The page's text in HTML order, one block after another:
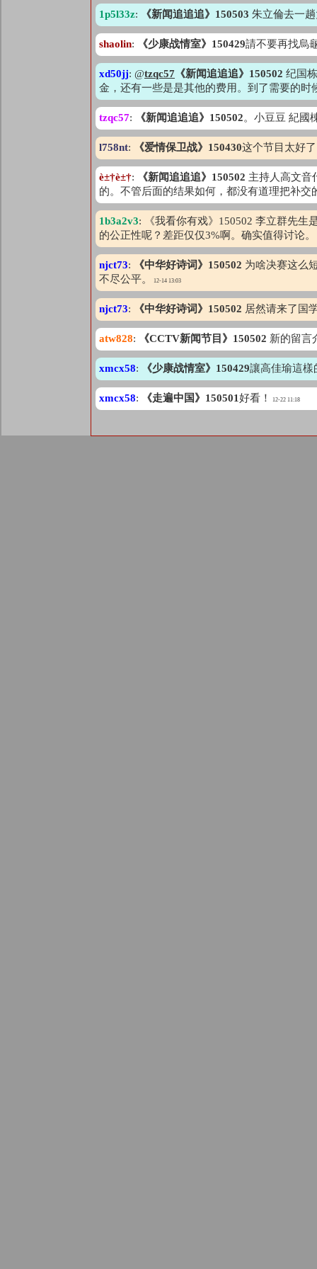
1p5l33z: 《新闻追追追》150503 朱立倫去一
shaolin: 《少康战情室》150429請不要再找烏
xd50jj: @tzqc57 《新闻追追追》150502 纪国
金，还有一些是是其他的费用。到了需要的
tzqc57: 《新闻追追追》150502。小豆豆 紀國
l758nt: 《爱情保卫战》150430这个节目太好
è±†è±†: 《新闻追追追》150502 主持人高文音
的。不管后面的结果如何，都没有道理把补交
1b3a2v3: 《我看你有戏》150502 李立群先生
的公正性呢？差距仅仅3%啊。确实值得讨论。
njct73: 《中华好诗词》150502 为啥决赛这么
不尽公平。
12-14 13:03
njct73: 《中华好诗词》150502 居然请来了国
atw828: 《CCTV新闻节目》150502 新的留言
xmcx58: 《少康战情室》150429讓高佳瑜這樣
xmcx58: 《走遍中国》150501好看！ 12-22 11:18